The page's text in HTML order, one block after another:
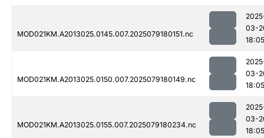
MOD021KM.A2013025.0145.007.2025079180151.nc
03-
18:05
MOD021KM.A2013025.0150.007.2025079180149.nc
03-
18:05
MOD021KM.A2013025.0155.007.2025079180234.nc
03-
18:05